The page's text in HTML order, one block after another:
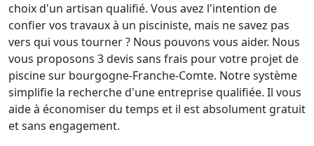
choix d'un artisan qualifié. Vous avez l'intention de
confier vos travaux à un pisciniste, mais ne savez pas
vers qui vous tourner ? Nous pouvons vous aider. Nous
vous proposons 3 devis sans frais pour votre projet de
piscine sur bourgogne-Franche-Comte. Notre système
simplifie la recherche d'une entreprise qualifiée. Il vous
aide à économiser du temps et il est absolument gratuit
et sans engagement.